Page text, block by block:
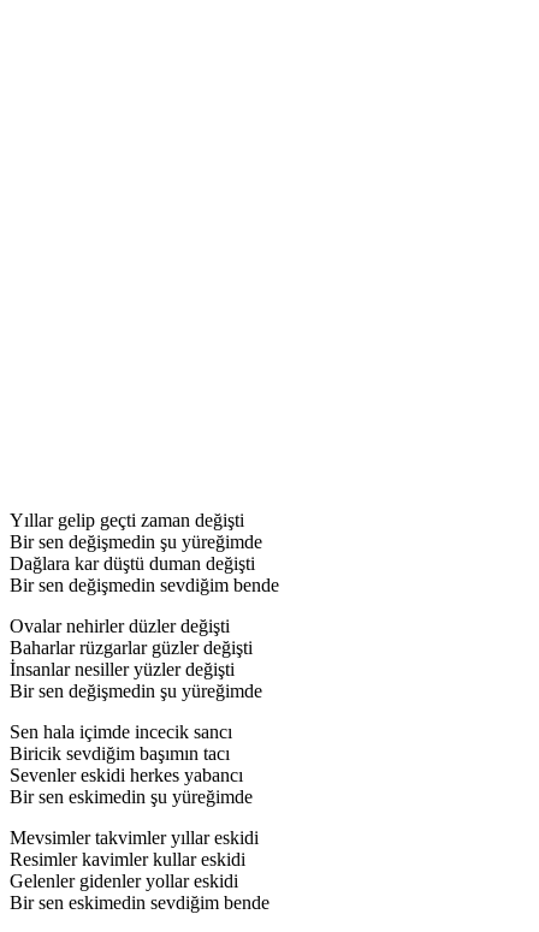
Yıllar gelip geçti zaman değişti
Bir sen değişmedin şu yüreğimde
Dağlara kar düştü duman değişti
Bir sen değişmedin sevdiğim bende
Ovalar nehirler düzler değişti
Baharlar rüzgarlar güzler değişti
İnsanlar nesiller yüzler değişti
Bir sen değişmedin şu yüreğimde
Sen hala içimde incecik sancı
Biricik sevdiğim başımın tacı
Sevenler eskidi herkes yabancı
Bir sen eskimedin şu yüreğimde
Mevsimler takvimler yıllar eskidi
Resimler kavimler kullar eskidi
Gelenler gidenler yollar eskidi
Bir sen eskimedin sevdiğim bende